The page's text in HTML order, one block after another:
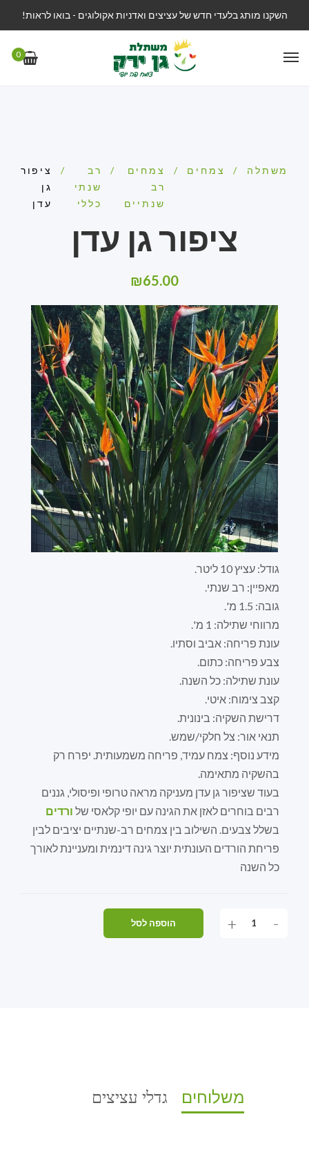
השקנו מותג בלעדי חדש של עציצים ואדניות אקולוגים - בואו לראות!
0
משתלה / צמחים /
צמחים
רב
שנתיים
/
רב
שנתי
כללי
/
ציפור
גן
עדן
ציפור גן עדן
₪65.00
גודל: עציץ 10 ליטר.
מאפיין: רב שנתי.
גובה: 1.5 מ'.
מרווחי שתילה: 1 מ'.
עונת פריחה: אביב וסתיו.
צבע פריחה: כתום.
עונת שתילה: כל השנה.
קצב צימוח: איטי.
דרישת השקיה: בינונית.
תנאי אור: צל חלקי/שמש.
מידע נוסף: צמח עמיד, פריחה משמעותית. יפרח רק
בהשקיה מתאימה.
בעוד שציפור גן עדן מעניקה מראה טרופי ופיסולי, גננים
רבים בוחרים לאזן את הגינה עם יופי קלאסי של ורדים
בשלל צבעים. השילוב בין צמחים רב-שנתיים יציבים לבין
פריחת הורדים העונתית יוצר גינה דינמית ומעניינת לאורך
כל השנה
-
+ הוספה לסל
משלוחים גדלי עציצים